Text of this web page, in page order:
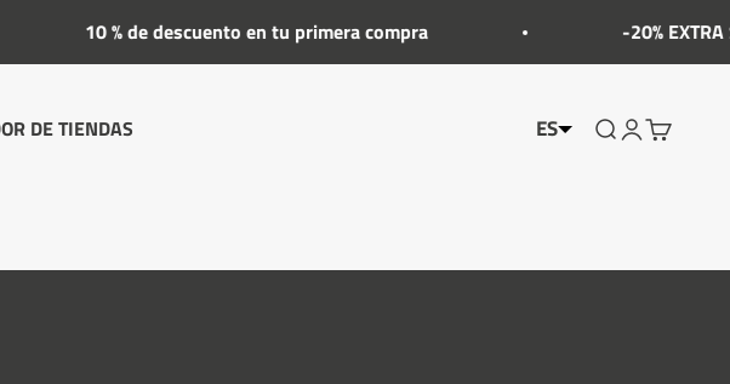
10 % de descuento en tu primera compra -20% EXTRA
DE TIENDAS ES Mostrar el
Cuenta
Mostrar